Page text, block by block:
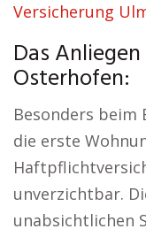
Versicherung
Das
Osterhofen:
Besonders beim
die erste
unverzichtbar.
unabsichtlichen